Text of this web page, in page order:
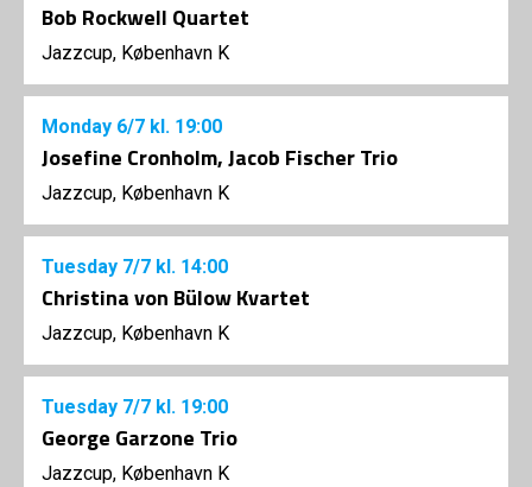
Bob Rockwell Quartet
Jazzcup, København K
Monday 6/7 kl. 19:00
Josefine Cronholm, Jacob Fischer Trio
Jazzcup, København K
Tuesday 7/7 kl. 14:00
Christina von Bülow Kvartet
Jazzcup, København K
Tuesday 7/7 kl. 19:00
George Garzone Trio
Jazzcup, København K